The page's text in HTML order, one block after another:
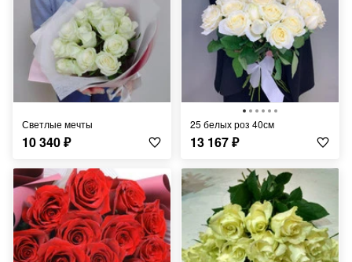
Светлые мечты
10 340₽
25 белых роз 40см
13 167₽